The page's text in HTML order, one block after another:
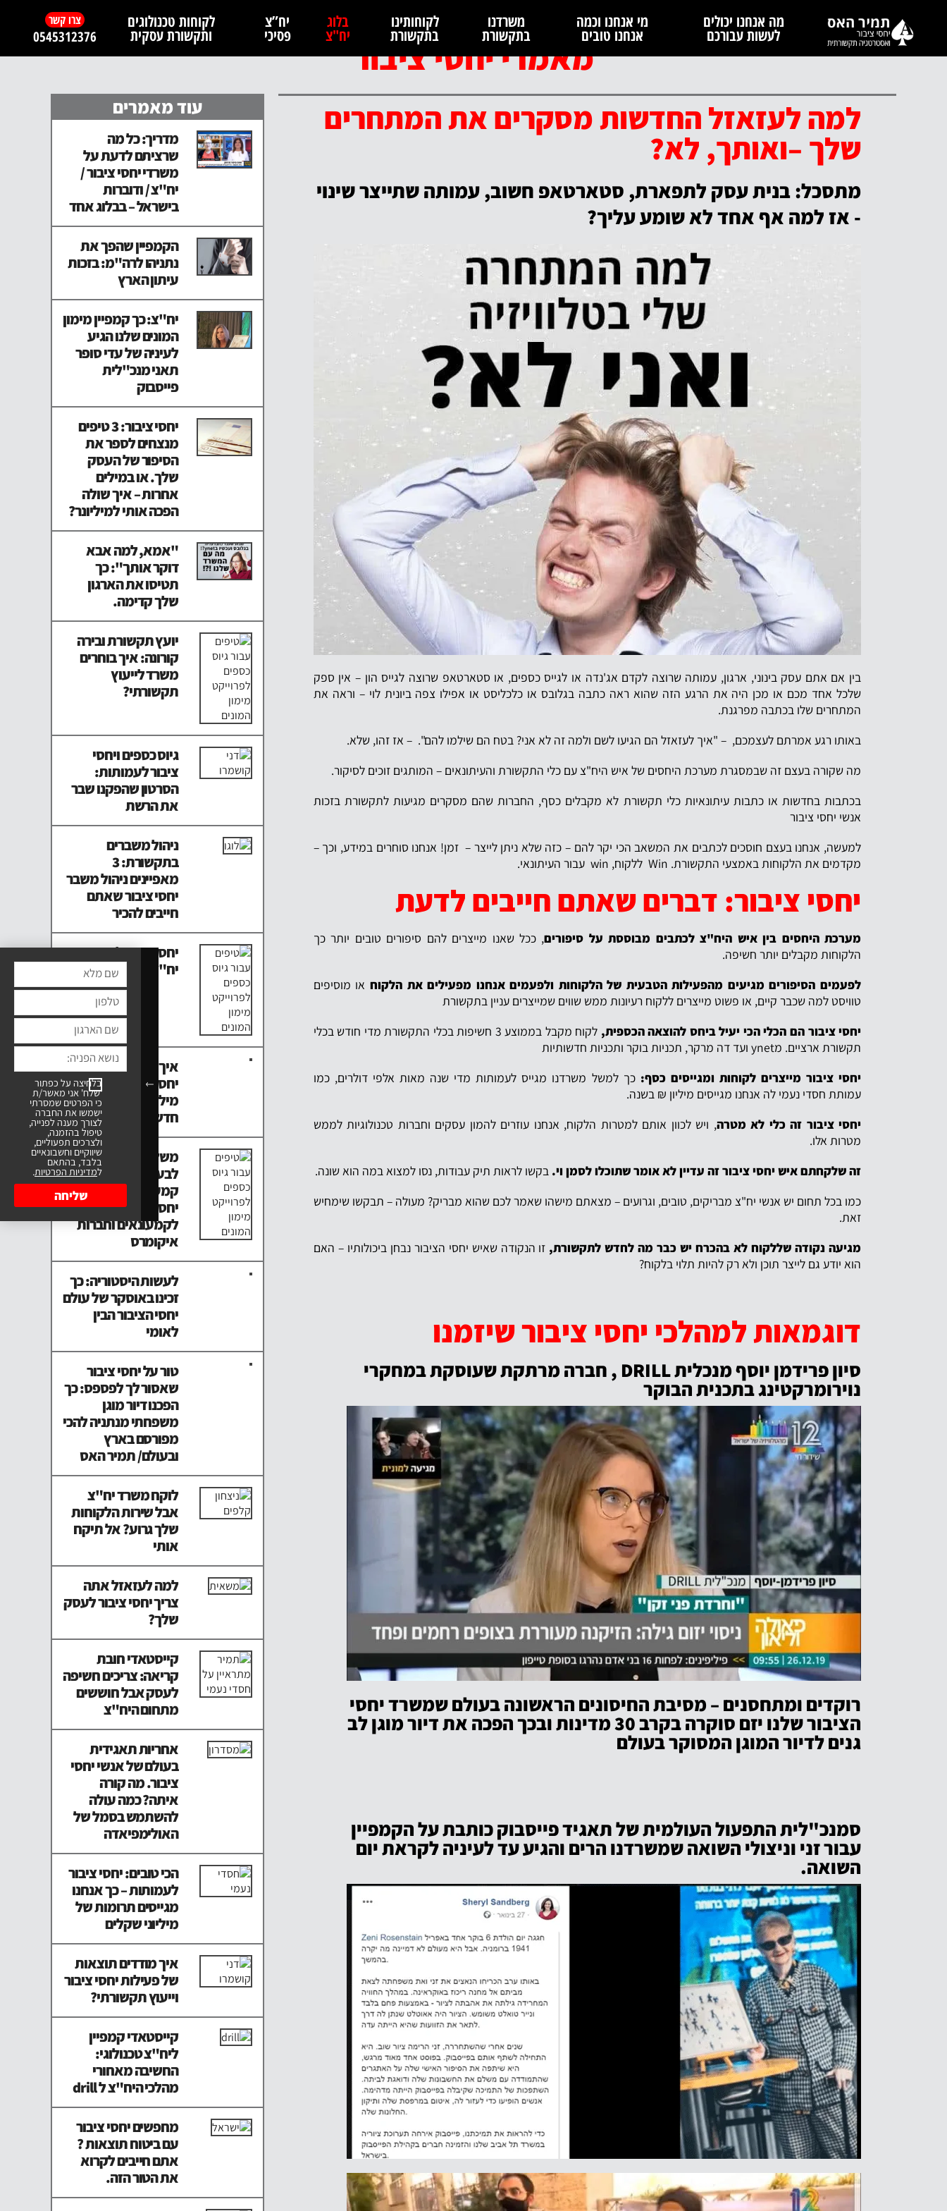
מה אנחנו יכולים
לעשות עבורכם
מי אנחנו וכמה
אנחנו טובים
משרדנו
בתקשורת
לקוחותינו
בתקשורת
בלוג
יח"צ
יח”צ
פסיכי
לקוחות טכנולוגים
ותקשורת עסקית
צרו קשר
0545312376 מאמרי יחסי ציבור
למה לעזאזל החדשות מסקרים את המתחרים
שלך –ואותך, לא?
מתסכל: בנית עסק לתפארת, סטארטאפ חשוב, עמותה שתייצר שינוי
- אז למה אף אחד לא שומע עליך?
בין אם אתם עסק בינוני, ארגון, עמותה שרוצה לקדם אג'נדה או לגייס כספים, או סטארטאפ שרוצה לגייס הון – אין ספק
שלכל אחד מכם או מכן היה את הרגע הזה שהוא ראה כתבה בגלובס או כלכליסט או אפילו צפה ביונית לוי – וראה את
המתחרים שלו בכתבה מפרגנת.
באותו רגע אמרתם לעצמכם, – "איך לעזאזל הם הגיעו לשם ולמה זה לא אני? בטח הם שילמו להם". – אז זהו, שלא.
מה שקורה בעצם זה שבמסגרת מערכת היחסים של איש היח"צ עם כלי התקשורת והעיתונאים – המותגים זוכים לסיקור.
בכתבות בחדשות או כתבות עיתונאיות כלי תקשורת לא מקבלים כסף, החברות שהם מסקרים מגיעות לתקשורת בזכות
אנשי יחסי ציבור
למעשה, אנחנו בעצם חוסכים לכתבים את המשאב הכי יקר להם – כזה שלא ניתן לייצר – זמן! אנחנו סוחרים במידע, וכך –
מקדמים את הלקוחות באמצעי התקשורת. Win ללקוח, win עבור העיתונאי.
יחסי ציבור: דברים שאתם חייבים לדעת
מערכת היחסים בין איש היח"צ לכתבים מבוססת על סיפורים, ככל שאנו מייצרים להם סיפורים טובים יותר כך
הלקוחות מקבלים יותר חשיפה.
לפעמים הסיפורים מגיעים מהפעילות הטבעית של הלקוחות ולפעמים אנחנו מפעילים את הלקוח או מוסיפים
טוויסט למה שכבר קיים, או פשוט מייצרים ללקוח רעיונות ממש שווים שמייצרים עניין בתקשורת
יחסי ציבור הם הכלי הכי יעיל ביחס להוצאה הכספית,
לקוח מקבל בממוצע 3 חשיפות בכלי התקשורת מדי חודש בכלי
תקשורת ארציים. מynet ועד דה מרקר, תכניות בוקר ותכניות חדשותיות
יחסי ציבור מייצרים לקוחות ומגייסים כסף: כך למשל משרדנו מגייס לעמותות מדי שנה מאות אלפי דולרים, כמו
עמותת חסדי נעמי לה אנחנו מגייסים מיליון ₪ בשנה.
יחסי ציבור זה כלי לא מטרה, ויש לכוון אותם למטרות הלקוח, אנחנו עוזרים להמון עסקים וחברות טכנולוגיות לממש
מטרות אלו.
זה שלקחתם איש יחסי ציבור זה עדיין לא אומר שתוכלו לסמן וי. בקשו לראות תיק עבודות, נסו למצוא במה הוא שונה.
כמו בכל תחום יש אנשי יח"צ מבריקים, טובים, וגרועים – מצאתם מישהו שאמר לכם שהוא מבריק? מעולה – תבקשו שימחיש
זאת.
מגיעה נקודה שללקוח לא בהכרח יש כבר מה לחדש לתקשורת, זו הנקודה שאיש יחסי הציבור נבחן ביכולותיו – האם
הוא יודע גם לייצר תוכן ולא רק להיות תלוי בלקוח?
דוגמאות למהלכי יחסי ציבור שיזמנו
סיון פרידמן יוסף מנכלית DRILL , חברה מרתקת שעוסקת במחקרי
נוירומרקטינג בתכנית הבוקר
רוקדים ומתחסנים – מסיבת החיסונים הראשונה בעולם שמשרד יחסי
הציבור שלנו יזם סוקרה בקרב 30 מדינות ובכך הפכה את דיור מוגן לב
גנים לדיור המוגן המסוקר בעולם
סמנכ"לית התפעול העולמית של תאגיד פייסבוק כותבת על הקמפיין
עבור זני וניצולי השואה שמשרדנו הרים והגיע עד לעיניה לקראת יום
השואה.
עוד מאמרים
מדריך: כל מה
שרציתם לדעת על
משרדי יחסי ציבור /
יח"צ / ודוברות
בישראל – בבלוג אחד
הקמפיין שהפך את
נתניהו לרה"מ: בזכות
עיתון הארץ
יח"צ: כך קמפיין מימון
המונים שלנו הגיע
לעיניה של עדי סופר
תאני מנכ"לית
פייסבוק
יחסי ציבור: 3 טיפים
מנצחים לספר את
הסיפור של העסק
שלך. או במילים
אחרות – איך שולה
הפכה אותי למיליונר?
"אמא, למה אבא
דוקר אותך": כך
תטיסו את הארגון
שלך קדימה.
יועץ תקשורת ובירה
קורונה: איך בוחרים
משרד לייעוץ
תקשורתי?
גיוס כספים ויחסי
ציבור לעמותות:
הסרטון שהפקנו שבר
את הרשת
ניהול משברים
בתקשורת: 3
מאפיינים ניהול משבר
יחסי ציבור שאתם
חייבים להכיר
יחסי ציבור למשרדי
יח"צ? כן, יש חיה כזו
איך עושים השקת
יחסי ציבור לרבע
מיליארד ש"ח של
חדשנות טכנולוגית?
משליח של סופר
לבעלים של לתאגיד
קמעונאי: איך עושים
יחסי ציבור ושיווק
לקמעונאים וחברות
איקומרס
לעשות היסטוריה: כך
זכינו באוסקר של עולם
יחסי הציבור הבין
לאומי
טור על יחסי ציבור
שאסור לך לפספס: כך
הפכנו דיור מוגן
משפחתי מנתניה להכי
מפורסם בארץ
ובעולם/ תמיר האס
לוקח משרד יח"צ
אבל שירות הלקוחות
שלך גרוע? אל תיקח
אותי
למה לעזאזל אתה
צריך יחסי ציבור לעסק
שלך?
קייסטאדי חובת
קריאה: צריכים חשיפה
לעסק אבל חוששים
מתחום היח"צ
אחריות תאגידית
בעולם של אנשי יחסי
ציבור. מה קורה
איתה? כמה עולה
להשתמש בסמל של
האולימפיאדה
הכי טובים: יחסי ציבור
לעמותות – כך אנחנו
מגייסים תרומות של
מיליוני שקלים
איך מודדים תוצאות
של פעילות יחסי ציבור
וייעוץ תקשורתי?
קייסטאדי קמפיין
ליח"צ טכנולוגי:
החשיבה מאחורי
מהלכי היח"צ ל drill
מחפשים יחסי ציבור
עם ביטוח תוצאות ?
אתם חייבים לקרוא
את הטור הזה.
בלחיצה על כפתור
'שלח' אני מאשר/ת
כי הפרטים שמסרתי
ישמשו את החברה
לצורך מענה לפנייה,
טיפול בהזמנה,
ולצרכים תפעוליים,
שיווקיים וחשבונאיים
בלבד, בהתאם
למדיניות הפרטיות.
שליחה